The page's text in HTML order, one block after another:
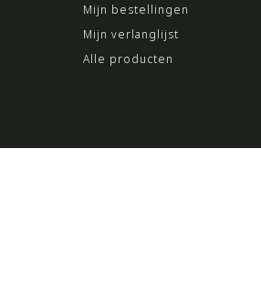
Mijn bestellingen
Mijn verlanglijst
Alle producten